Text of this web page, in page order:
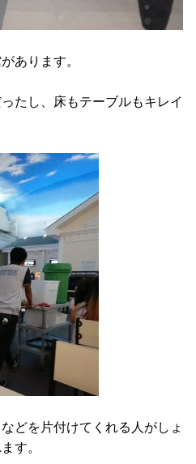
あります。
たし、床もテーブルもキレイ
どを片付けてくれる人がしょ
す。